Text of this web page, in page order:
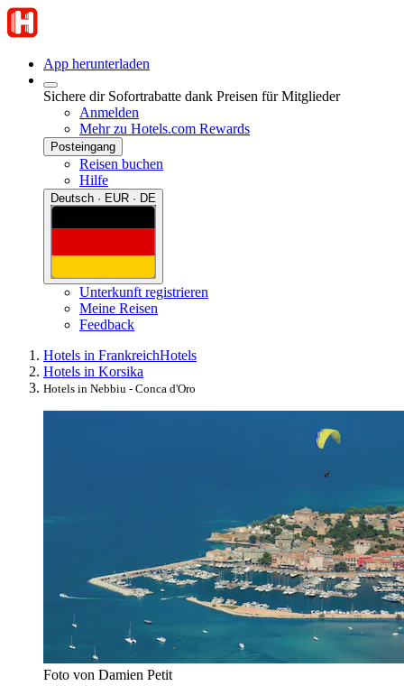
App herunterladen
Sichere dir Sofortrabatte dank Preisen für Mitglieder
Anmelden
Mehr zu Hotels.com Rewards
Posteingang
Reisen buchen
Hilfe
Deutsch · EUR · DE
Unterkunft registrieren
Meine Reisen
Feedback
Hotels in FrankreichHotels
Hotels in Korsika
Hotels in Nebbiu - Conca d'Oro
Foto von Damien Petit